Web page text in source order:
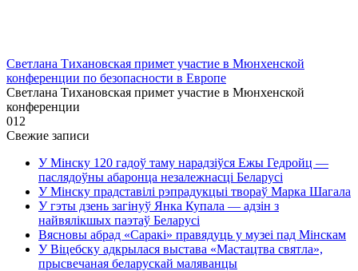
Светлана Тихановская примет участие в Мюнхенской
конференции по безопасности в Европе
Светлана Тихановская примет участие в Мюнхенской
конференции
012
Свежие записи
У Мінску 120 гадоў таму нарадзіўся Ежы Гедройц —
паслядоўны абаронца незалежнасці Беларусі
У Мінску прадставілі рэпрадукцыі твораў Марка Шагала
У гэты дзень загінуў Янка Купала — адзін з
найвялікшых паэтаў Беларусі
Вясновы абрад «Саракі» правядуць у музеі пад Мінскам
У Віцебску адкрылася выстава «Мастацтва святла»,
прысвечаная беларускай маляванцы